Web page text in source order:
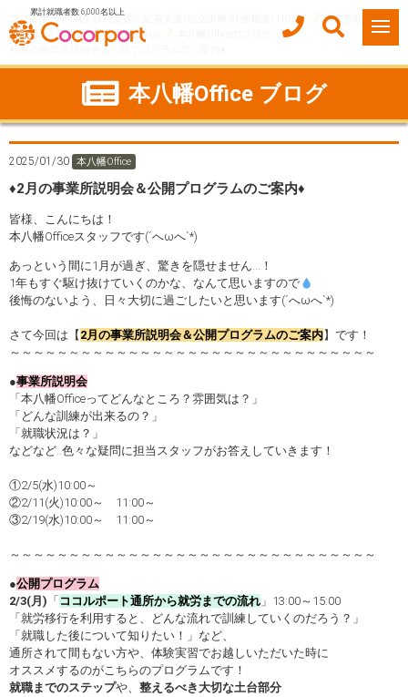
累計就職者数 6,000名以上
ココルポート(就労移行支援・定着支援/自立訓練/計画相談) HOME
事業所紹介
千葉県
市川市 本八幡Office
♦️2月の事業所説明会＆公開プログラムのご案内♦️
本八幡Office ブログ
2025/01/30 本八幡Office
♦️2月の事業所説明会＆公開プログラムのご案内♦️
皆様、こんにちは！
本八幡Officeスタッフです(´へωへ`*)
あっという間に1月が過ぎ、驚きを隠せません…！
1年もすぐ駆け抜けていくのかな、なんて思いますので
後悔のないよう、日々大切に過ごしたいと思います(´へωへ`*)
さて今回は【 2月の事業所説明会＆公開プログラムのご案内】です！
～～～～～～～～～～～～～～～～～～～～～～～～～～～～～～～
●事業所説明会
「本八幡Officeってどんなところ？雰囲気は？」
「どんな訓練が出来るの？」
「就職状況は？」
などなど..色々な疑問に担当スタッフがお答えしていきます！
①2/5(水)10:00～
②2/11(火)10:00～ 11:00～
③2/19(水)10:00～ 11:00～
～～～～～～～～～～～～～～～～～～～～～～～～～～～～～～～
●公開プログラム
2/3(月) 「 ココルポート通所から就労までの流れ 」13:00～15:00
「就労移行を利用すると、どんな流れで訓練していくのだろう？」
「就職した後について知りたい！」など、
通所されて間もない方や、体験実習でお越しいただいた時に
オススメするのがこちらのプログラムです！
就職までのステップや、 整えるべき大切な土台部分